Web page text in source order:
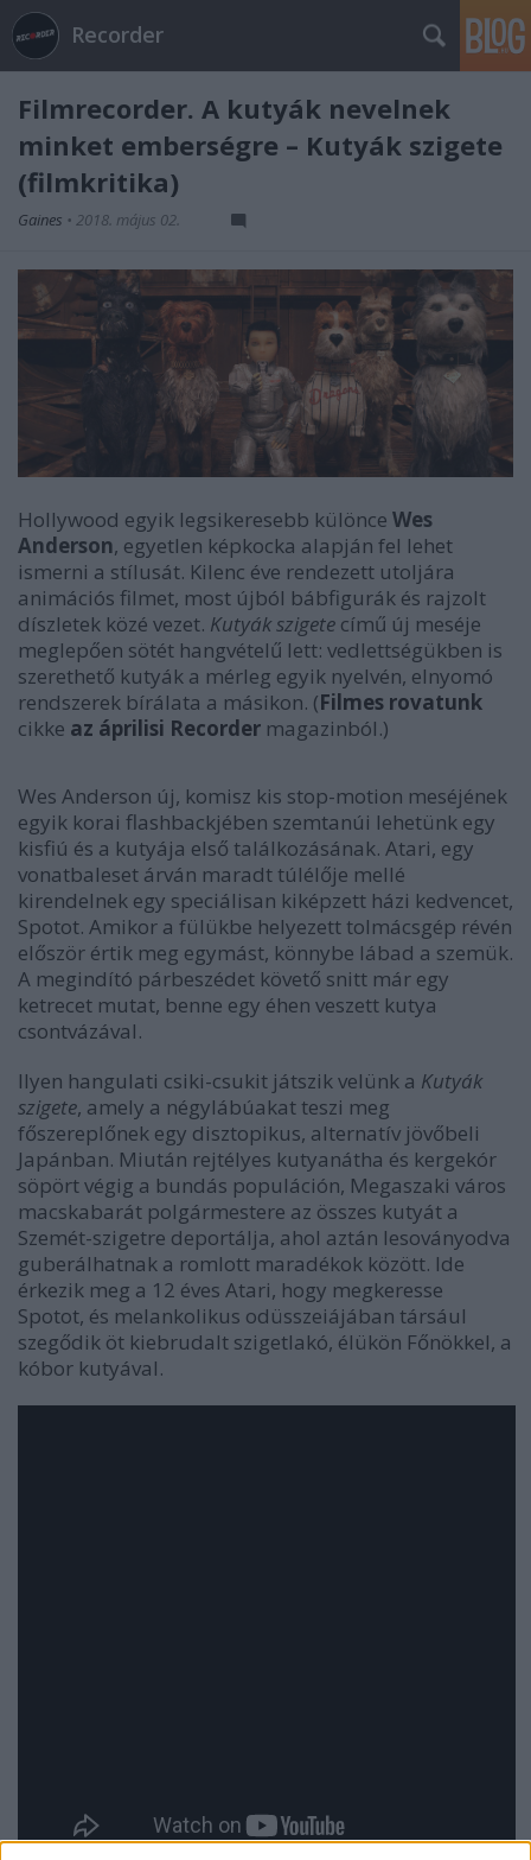
Recorder
Filmrecorder. A kutyák nevelnek
minket emberségre – Kutyák szigete
(filmkritika)
Gaines • 2018. május 02.
Hollywood egyik legsikeresebb különce Wes
Anderson, egyetlen képkocka alapján fel lehet
ismerni a stílusát. Kilenc éve rendezett utoljára
animációs filmet, most újból bábfigurák és rajzolt
díszletek közé vezet. Kutyák szigete című új meséje
meglepően sötét hangvételű lett: vedlettségükben is
szerethető kutyák a mérleg egyik nyelvén, elnyomó
rendszerek bírálata a másikon. (Filmes rovatunk
cikke az áprilisi Recorder magazinból.)
Wes Anderson új, komisz kis stop-motion meséjének
egyik korai flashbackjében szemtanúi lehetünk egy
kisfiú és a kutyája első találkozásának. Atari, egy
vonatbaleset árván maradt túlélője mellé
kirendelnek egy speciálisan kiképzett házi kedvencet,
Spotot. Amikor a fülükbe helyezett tolmácsgép révén
először értik meg egymást, könnybe lábad a szemük.
A megindító párbeszédet követő snitt már egy
ketrecet mutat, benne egy éhen veszett kutya
csontvázával.
Ilyen hangulati csiki-csukit játszik velünk a Kutyák
szigete, amely a négylábúakat teszi meg
főszereplőnek egy disztopikus, alternatív jövőbeli
Japánban. Miután rejtélyes kutyanátha és kergekór
söpört végig a bundás populáción, Megaszaki város
macskabarát polgármestere az összes kutyát a
Szemét-szigetre deportálja, ahol aztán lesoványodva
guberálhatnak a romlott maradékok között. Ide
érkezik meg a 12 éves Atari, hogy megkeresse
Spotot, és melankolikus odüsszeiájában társául
szegődik öt kiebrudalt szigetlakó, élükön Főnökkel, a
kóbor kutyával.